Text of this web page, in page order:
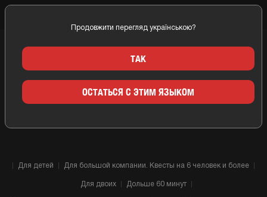
КВЕСТ КОМНАТЫ ТЕЛЕПОРТ
КИЕВ
Для детей Для большой компании. Квесты на 6 человек и более
Для двоих Дольше 60 минут
Продовжити перегляд українською?
ТАК
ОСТАТЬСЯ С ЭТИМ ЯЗЫКОМ